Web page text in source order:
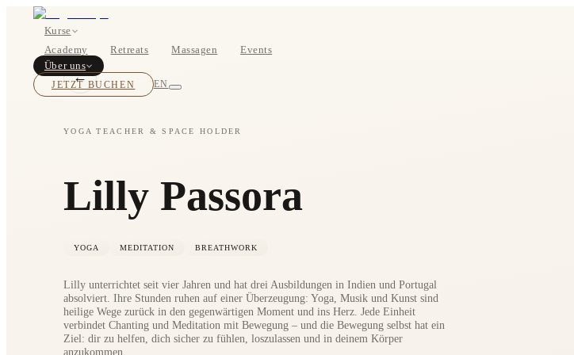
Kurse
Academy
Retreats Massagen
Events
Über uns
JETZT BUCHEN EN
Über uns
←
YOGA TEACHER & SPACE HOLDER
Lilly Passora
YOGA MEDITATION BREATHWORK
Lilly unterrichtet seit vier Jahren und hat drei Ausbildungen in Indien und Portugal
absolviert. Ihre Stunden ruhen auf einer Überzeugung: Yoga, Musik und Kunst sind
heilige Wege zurück in den gegenwärtigen Moment und ins Herz. Jede Einheit
verbindet Chanting und Meditation mit Bewegung – und die Bewegung selbst hat ein
Ziel: dir zu helfen, dich sicher zu fühlen, loszulassen und in deinem Körper
anzukommen.